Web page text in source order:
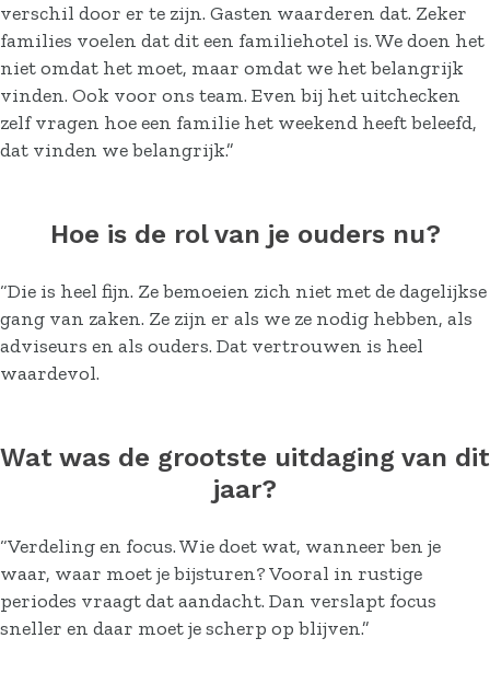
verschil door er te zijn. Gasten waarderen dat. Zeker
families voelen dat dit een familiehotel is. We doen het
niet omdat het moet, maar omdat we het belangrijk
vinden. Ook voor ons team. Even bij het uitchecken
zelf vragen hoe een familie het weekend heeft beleefd,
dat vinden we belangrijk.”
Hoe is de rol van je ouders nu?
“Die is heel fijn. Ze bemoeien zich niet met de dagelijkse
gang van zaken. Ze zijn er als we ze nodig hebben, als
adviseurs en als ouders. Dat vertrouwen is heel
waardevol.
Wat was de grootste uitdaging van dit
jaar?
“Verdeling en focus. Wie doet wat, wanneer ben je
waar, waar moet je bijsturen? Vooral in rustige
periodes vraagt dat aandacht. Dan verslapt focus
sneller en daar moet je scherp op blijven.”